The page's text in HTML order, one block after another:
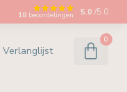
18 beoordelingen 5.0 /5.0
Verlanglijst
0